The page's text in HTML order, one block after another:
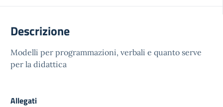
Descrizione
Modelli per programmazioni, verbali e quanto serve
per la didattica
Allegati